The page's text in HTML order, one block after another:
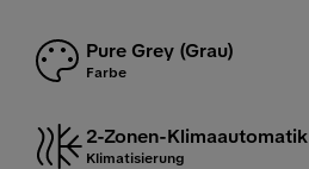
Pure Grey (Grau)
Farbe
2-Zonen-Klimaautomatik
Klimatisierung